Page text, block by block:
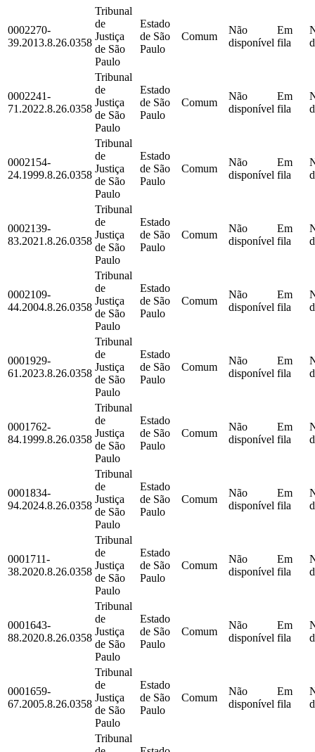
0002270-
39.2013.8.26.0358
Tribunal
de
Justiça
de São
Paulo
Estado
de São
Paulo
Comum
Não
disponível
Em
fila
0002241-
71.2022.8.26.0358
Tribunal
de
Justiça
de São
Paulo
Estado
de São
Paulo
Comum
Não
disponível
Em
fila
0002154-
24.1999.8.26.0358
Tribunal
de
Justiça
de São
Paulo
Estado
de São
Paulo
Comum
Não
disponível
Em
fila
0002139-
83.2021.8.26.0358
Tribunal
de
Justiça
de São
Paulo
Estado
de São
Paulo
Comum
Não
disponível
Em
fila
0002109-
44.2004.8.26.0358
Tribunal
de
Justiça
de São
Paulo
Estado
de São
Paulo
Comum
Não
disponível
Em
fila
0001929-
61.2023.8.26.0358
Tribunal
de
Justiça
de São
Paulo
Estado
de São
Paulo
Comum
Não
disponível
Em
fila
0001762-
84.1999.8.26.0358
Tribunal
de
Justiça
de São
Paulo
Estado
de São
Paulo
Comum
Não
disponível
Em
fila
0001834-
94.2024.8.26.0358
Tribunal
de
Justiça
de São
Paulo
Estado
de São
Paulo
Comum
Não
disponível
Em
fila
0001711-
38.2020.8.26.0358
Tribunal
de
Justiça
de São
Paulo
Estado
de São
Paulo
Comum
Não
disponível
Em
fila
0001643-
88.2020.8.26.0358
Tribunal
de
Justiça
de São
Paulo
Estado
de São
Paulo
Comum
Não
disponível
Em
fila
0001659-
67.2005.8.26.0358
Tribunal
de
Justiça
de São
Paulo
Estado
de São
Paulo
Comum
Não
disponível
Em
fila
Tribunal